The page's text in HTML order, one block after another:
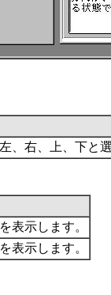
、右、上、下と
表示します。
表示します。